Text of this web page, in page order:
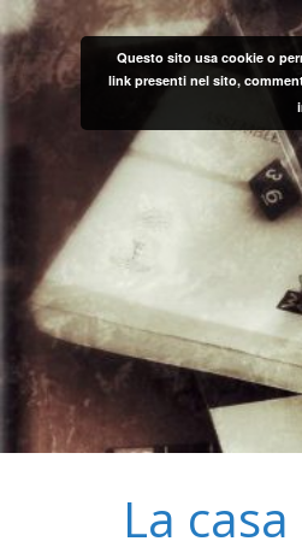
Salta
al
contenuto
La
Questo sito usa cookie o
link presenti nel sito,